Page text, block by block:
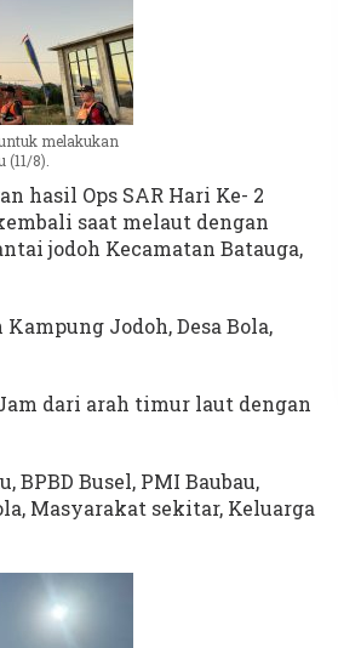
melakukan
8).
hasil Ops SAR Hari Ke- 2
saat melaut dengan
jodoh Kecamatan Batauga,
Jodoh, Desa Bola,
dari arah timur laut dengan
BPBD Busel, PMI Baubau,
Masyarakat sekitar, Keluarga